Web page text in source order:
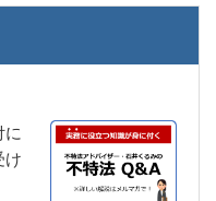
に
け